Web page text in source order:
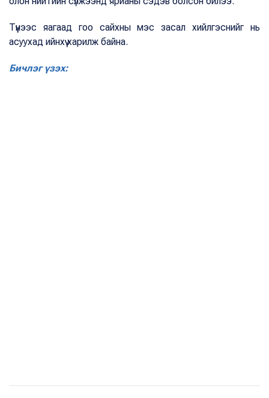
Түүнээс яагаад гоо сайхны мэс засал хийлгэснийг нь
асуухад ийнхүү харилж байна.
Бичлэг үзэх: